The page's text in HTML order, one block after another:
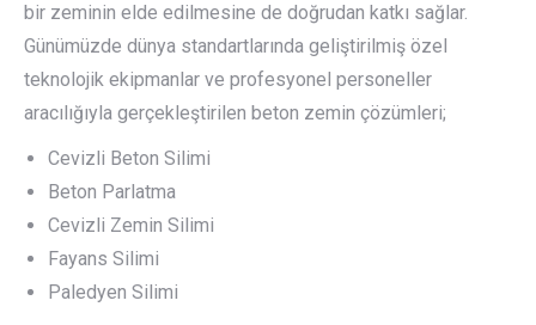
bir zeminin elde edilmesine de doğrudan katkı sağlar.
Günümüzde dünya standartlarında geliştirilmiş özel
teknolojik ekipmanlar ve profesyonel personeller
aracılığıyla gerçekleştirilen beton zemin çözümleri;
Cevizli Beton Silimi
Beton Parlatma
Cevizli Zemin Silimi
Fayans Silimi
Paledyen Silimi